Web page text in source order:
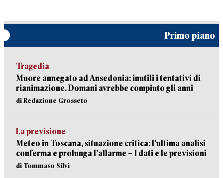
Primo piano
Tragedia
Muore annegato ad Ansedonia: inutili i tentativi di
rianimazione. Domani avrebbe compiuto gli anni
di Redazione Grosseto
La previsione
Meteo in Toscana, situazione critica: l’ultima analisi
conferma e prolunga l’allarme – I dati e le previsioni
di Tommaso Silvi